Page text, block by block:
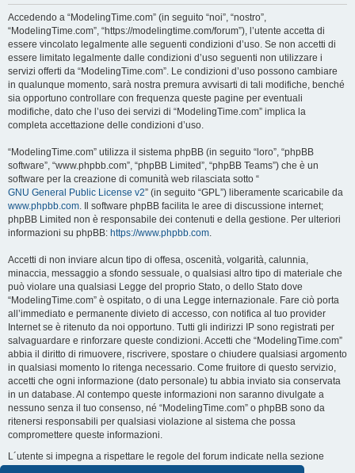
Accedendo a “ModelingTime.com” (in seguito “noi”, “nostro”,
“ModelingTime.com”, “https://modelingtime.com/forum”), l’utente accetta di
essere vincolato legalmente alle seguenti condizioni d’uso. Se non accetti di
essere limitato legalmente dalle condizioni d’uso seguenti non utilizzare i
servizi offerti da “ModelingTime.com”. Le condizioni d’uso possono cambiare
in qualunque momento, sarà nostra premura avvisarti di tali modifiche, benché
sia opportuno controllare con frequenza queste pagine per eventuali
modifiche, dato che l’uso dei servizi di “ModelingTime.com” implica la
completa accettazione delle condizioni d’uso.
“ModelingTime.com” utilizza il sistema phpBB (in seguito “loro”, “phpBB
software”, “www.phpbb.com”, “phpBB Limited”, “phpBB Teams”) che è un
software per la creazione di comunità web rilasciata sotto “
GNU General Public License v2” (in seguito “GPL”) liberamente scaricabile da
www.phpbb.com. Il software phpBB facilita le aree di discussione internet;
phpBB Limited non è responsabile dei contenuti e della gestione. Per ulteriori
informazioni su phpBB: https://www.phpbb.com.
Accetti di non inviare alcun tipo di offesa, oscenità, volgarità, calunnia,
minaccia, messaggio a sfondo sessuale, o qualsiasi altro tipo di materiale che
può violare una qualsiasi Legge del proprio Stato, o dello Stato dove
“ModelingTime.com” è ospitato, o di una Legge internazionale. Fare ciò porta
all’immediato e permanente divieto di accesso, con notifica al tuo provider
Internet se è ritenuto da noi opportuno. Tutti gli indirizzi IP sono registrati per
salvaguardare e rinforzare queste condizioni. Accetti che “ModelingTime.com”
abbia il diritto di rimuovere, riscrivere, spostare o chiudere qualsiasi argomento
in qualsiasi momento lo ritenga necessario. Come fruitore di questo servizio,
accetti che ogni informazione (dato personale) tu abbia inviato sia conservata
in un database. Al contempo queste informazioni non saranno divulgate a
nessuno senza il tuo consenso, né “ModelingTime.com” o phpBB sono da
ritenersi responsabili per qualsiasi violazione al sistema che possa
compromettere queste informazioni.
L´utente si impegna a rispettare le regole del forum indicate nella sezione